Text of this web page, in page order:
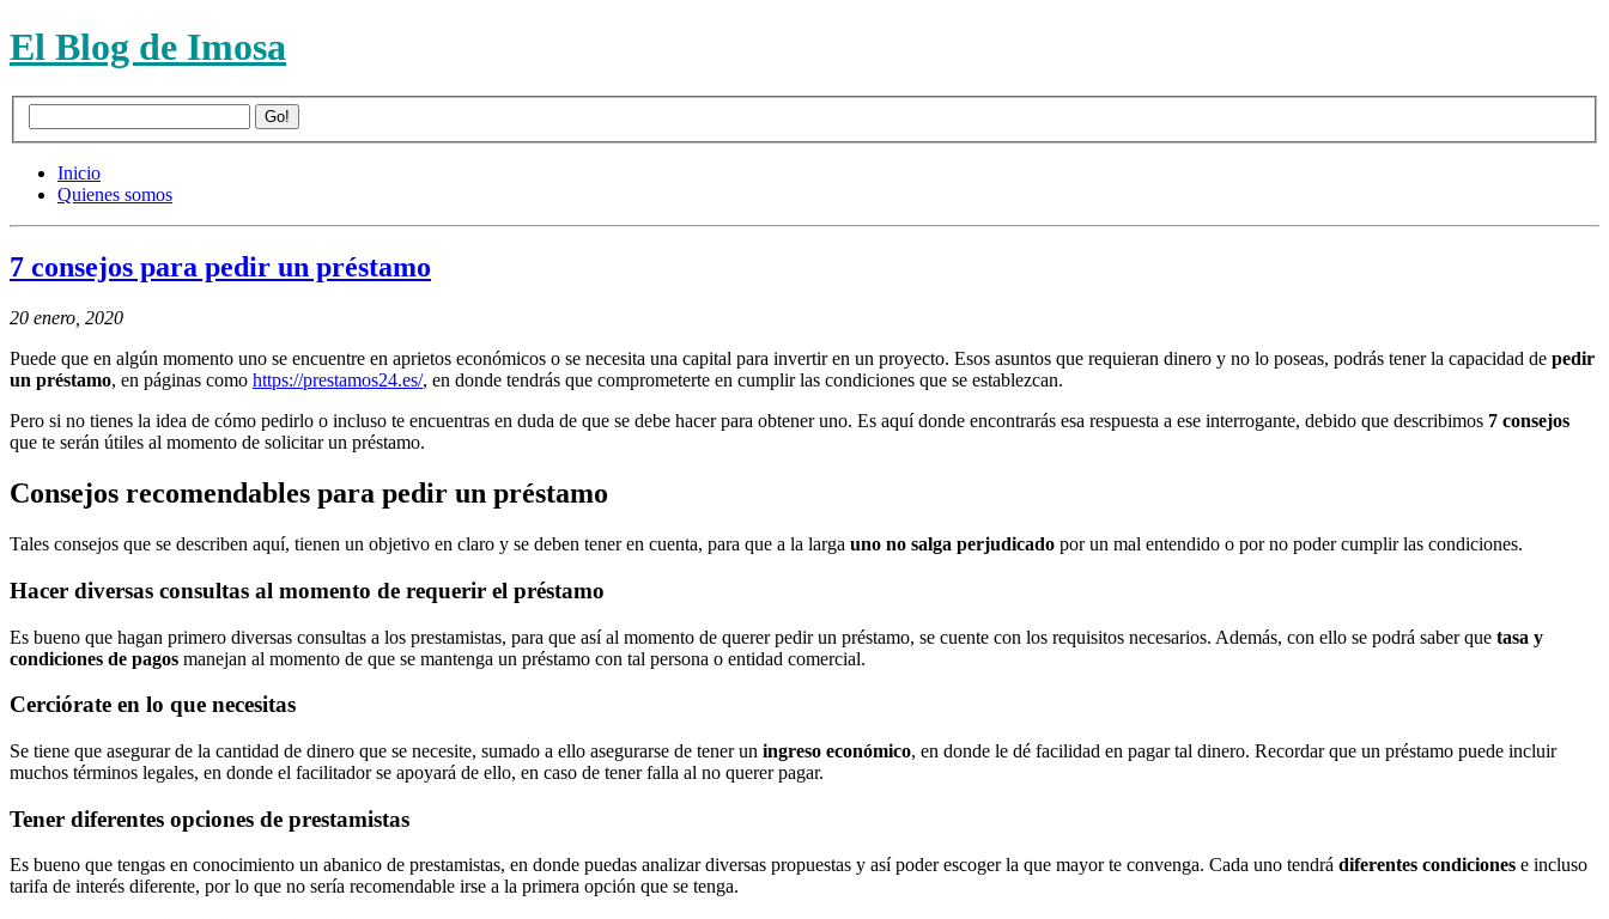
El Blog de Imosa
Inicio
Quienes somos
7 consejos para pedir un préstamo
20 enero, 2020
Puede que en algún momento uno se encuentre en aprietos económicos o se necesita una capital para invertir en un proyecto. Esos asuntos que requieran dinero y no lo poseas, podrás tener la capacidad de pedir
un préstamo, en páginas como https://prestamos24.es/, en donde tendrás que comprometerte en cumplir las condiciones que se establezcan.
Pero si no tienes la idea de cómo pedirlo o incluso te encuentras en duda de que se debe hacer para obtener uno. Es aquí donde encontrarás esa respuesta a ese interrogante, debido que describimos 7 consejos
que te serán útiles al momento de solicitar un préstamo.
Consejos recomendables para pedir un préstamo
Tales consejos que se describen aquí, tienen un objetivo en claro y se deben tener en cuenta, para que a la larga uno no salga perjudicado por un mal entendido o por no poder cumplir las condiciones.
Hacer diversas consultas al momento de requerir el préstamo
Es bueno que hagan primero diversas consultas a los prestamistas, para que así al momento de querer pedir un préstamo, se cuente con los requisitos necesarios. Además, con ello se podrá saber que tasa y
condiciones de pagos manejan al momento de que se mantenga un préstamo con tal persona o entidad comercial.
Cerciórate en lo que necesitas
Se tiene que asegurar de la cantidad de dinero que se necesite, sumado a ello asegurarse de tener un ingreso económico, en donde le dé facilidad en pagar tal dinero. Recordar que un préstamo puede incluir
muchos términos legales, en donde el facilitador se apoyará de ello, en caso de tener falla al no querer pagar.
Tener diferentes opciones de prestamistas
Es bueno que tengas en conocimiento un abanico de prestamistas, en donde puedas analizar diversas propuestas y así poder escoger la que mayor te convenga. Cada uno tendrá diferentes condiciones e incluso
tarifa de interés diferente, por lo que no sería recomendable irse a la primera opción que se tenga.